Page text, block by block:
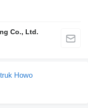
Co., Ltd.
Howo